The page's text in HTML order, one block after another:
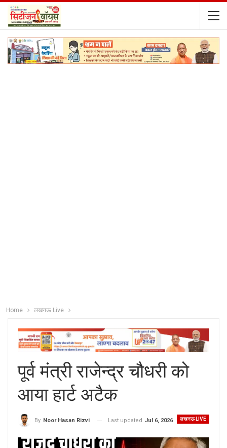
Home लखनऊ Live
पूर्व मंत्री राजेन्द्र चौधरी को
आया हार्ट अटैक
लखनऊ LIVE
By Noor Hasan Rizvi Last updated Jul 6, 2026